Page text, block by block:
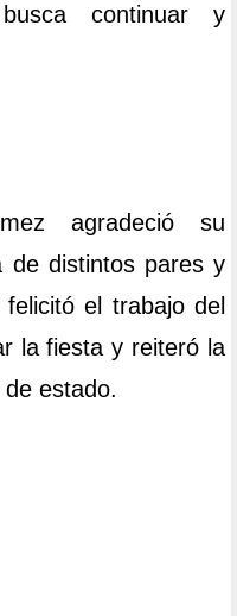
continuar y
agradeció su
de distintos pares y
el trabajo del
la fiesta y reiteró la
estado.